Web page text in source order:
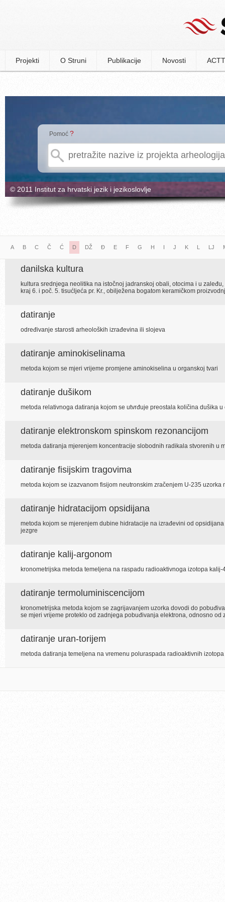
Projekti O Struni Publikacije Novosti
Pomoć ?
© 2011 Institut za hrvatski jezik i jezikoslovlje
A B C Č Ć D DŽ Đ E F G H I J K L LJ
danilska kultura
kultura srednjega neolitika na istočnoj jadranskoj obali, otocima i u
kraj 6. i poč. 5. tisućljeća pr. Kr., obilježena bogatom keramičkom
datiranje
određivanje starosti arheoloških izrađevina ili slojeva
datiranje aminokiselinama
metoda kojom se mjeri vrijeme promjene aminokiselina u organskoj tvari
datiranje dušikom
metoda relativnoga datiranja kojom se utvrđuje preostala količina dušika
datiranje elektronskom spinskom rezonancijom
metoda datiranja mjerenjem koncentracije slobodnih radikala stvorenih u
datiranje fisijskim tragovima
metoda kojom se izazvanom fisijom neutronskim zračenjem U-235
datiranje hidratacijom opsidijana
metoda kojom se mjerenjem dubine hidratacije na izrađevini od
jezgre
datiranje kalij-argonom
kronometrijska metoda temeljena na raspadu radioaktivnoga izotopa
datiranje termoluminiscencijom
kronometrijska metoda kojom se zagrijavanjem uzorka dovodi do
se mjeri vrijeme proteklo od zadnjega pobuđivanja elektrona, odnosno od
datiranje uran-torijem
metoda datiranja temeljena na vremenu poluraspada radioaktivnih